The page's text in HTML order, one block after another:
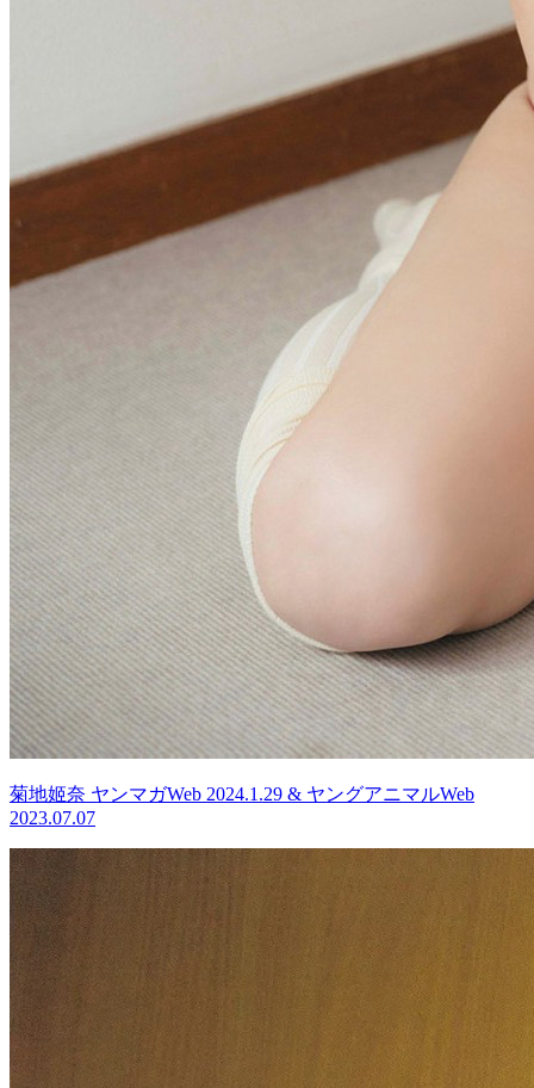
菊地姬奈 ヤンマガWeb 2024.1.29 & ヤングアニマルWeb
2023.07.07